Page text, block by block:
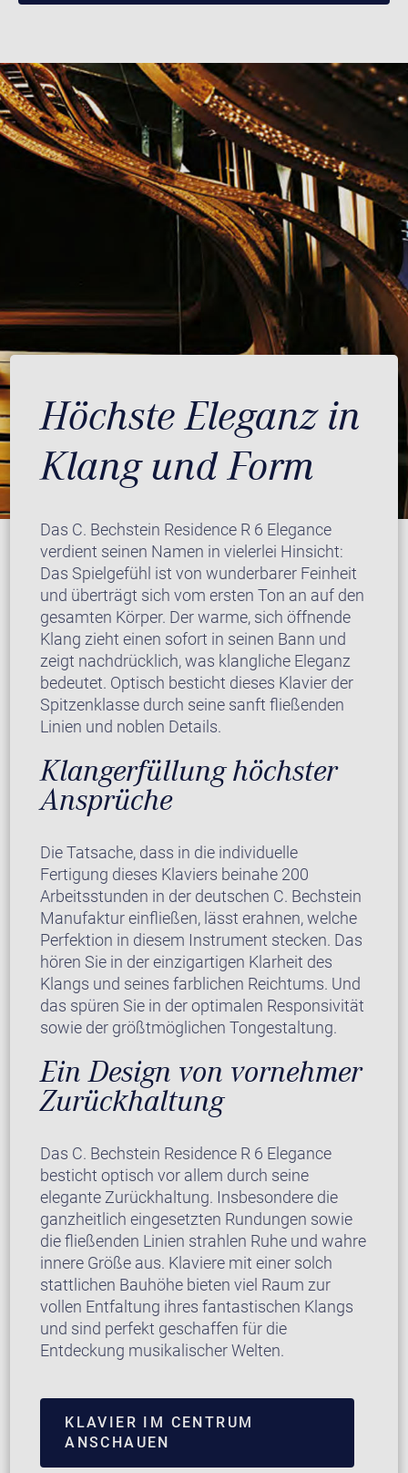
Höchste Eleganz in
Klang und Form
Das C. Bechstein Residence R 6 Elegance
verdient seinen Namen in vielerlei Hinsicht:
Das Spielgefühl ist von wunderbarer Feinheit
und überträgt sich vom ersten Ton an auf den
gesamten Körper. Der warme, sich öffnende
Klang zieht einen sofort in seinen Bann und
zeigt nachdrücklich, was klangliche Eleganz
bedeutet. Optisch besticht dieses Klavier der
Spitzenklasse durch seine sanft fließenden
Linien und noblen Details.
Klangerfüllung höchster
Ansprüche
Die Tatsache, dass in die individuelle
Fertigung dieses Klaviers beinahe 200
Arbeitsstunden in der deutschen C. Bechstein
Manufaktur einfließen, lässt erahnen, welche
Perfektion in diesem Instrument stecken. Das
hören Sie in der einzigartigen Klarheit des
Klangs und seines farblichen Reichtums. Und
das spüren Sie in der optimalen Responsivität
sowie der größtmöglichen Tongestaltung.
Ein Design von vornehmer
Zurückhaltung
Das C. Bechstein Residence R 6 Elegance
besticht optisch vor allem durch seine
elegante Zurückhaltung. Insbesondere die
ganzheitlich eingesetzten Rundungen sowie
die fließenden Linien strahlen Ruhe und wahre
innere Größe aus. Klaviere mit einer solch
stattlichen Bauhöhe bieten viel Raum zur
vollen Entfaltung ihres fantastischen Klangs
und sind perfekt geschaffen für die
Entdeckung musikalischer Welten.
KLAVIER IM CENTRUM
ANSCHAUEN